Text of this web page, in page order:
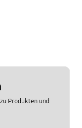
Produkten und